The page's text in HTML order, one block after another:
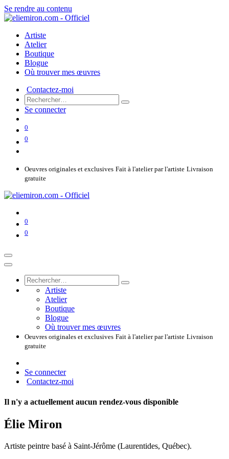
Se rendre au contenu
Artiste
Atelier
Boutique
Blogue
Où trouver mes œuvres
Contactez-moi
Se connecter
0
0
Oeuvres originales et exclusives Fait à l'atelier par l'artiste Livraison
gratuite
0
0
Artiste
Atelier
Boutique
Blogue
Où trouver mes œuvres
Oeuvres originales et exclusives Fait à l'atelier par l'artiste Livraison
gratuite
Se connecter
Contactez-moi
Il n'y a actuellement aucun rendez-vous disponible
Élie Miron
Artiste peintre basé à Saint-Jérôme (Laurentides, Québec).